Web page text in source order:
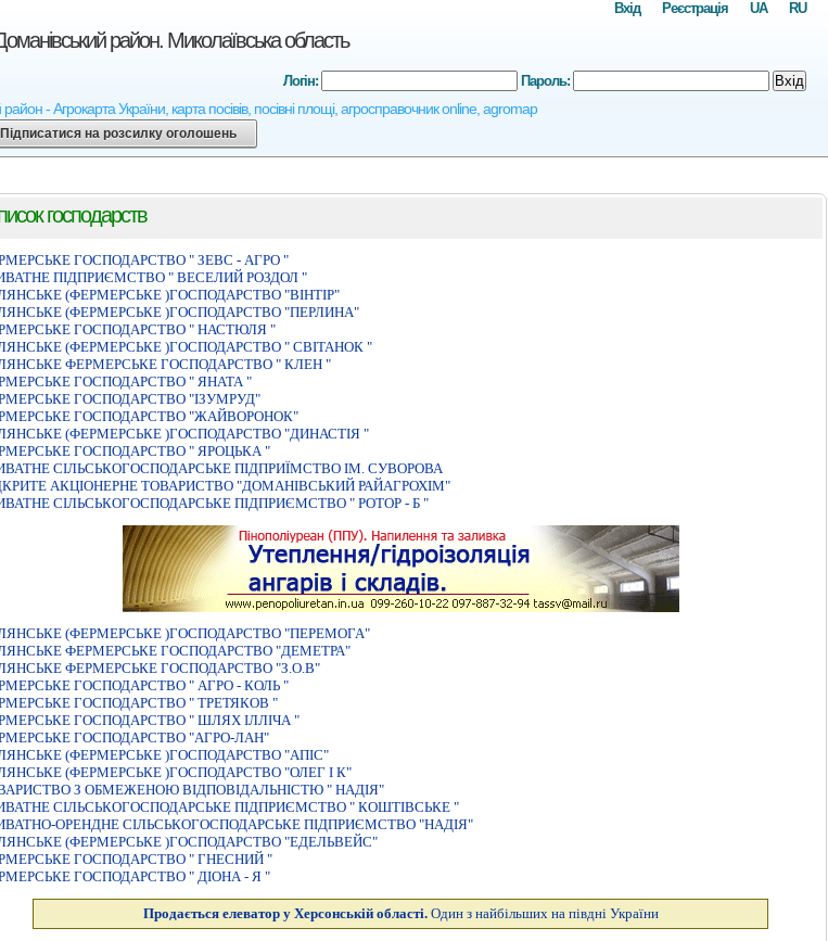
район. Миколаївська область
- Агрокарта України, карта посівів, посівні площі, агросправочник online, agromap
RU
UA
Реєстрація
Вхід
Логін: Пароль: Вхід
Підписатися на розсилку оголошень
господарств
ГОСПОДАРСТВО " ЗЕВС - АГРО "
ПIДПРИЄМСТВО " ВЕСЕЛИЙ РОЗДОЛ "
(ФЕРМЕРСЬКЕ )ГОСПОДАРСТВО "ВIНТIР"
(ФЕРМЕРСЬКЕ )ГОСПОДАРСТВО "ПЕРЛИНА"
ГОСПОДАРСТВО " НАСТЮЛЯ "
(ФЕРМЕРСЬКЕ )ГОСПОДАРСТВО " СВIТАНОК "
ФЕРМЕРСЬКЕ ГОСПОДАРСТВО " КЛЕН "
ГОСПОДАРСТВО " ЯНАТА "
ГОСПОДАРСТВО "IЗУМРУД"
ГОСПОДАРСТВО "ЖАЙВОРОНОК"
(ФЕРМЕРСЬКЕ )ГОСПОДАРСТВО "ДИНАСТIЯ "
ГОСПОДАРСТВО " ЯРОЦЬКА "
СIЛЬСЬКОГОСПОДАРСЬКЕ ПIДПРИЇМСТВО IМ. СУВОРОВА
АКЦIОНЕРНЕ ТОВАРИСТВО "ДОМАНIВСЬКИЙ РАЙАГРОХIМ"
СIЛЬСЬКОГОСПОДАРСЬКЕ ПIДПРИЄМСТВО " РОТОР - Б "
(ФЕРМЕРСЬКЕ )ГОСПОДАРСТВО "ПЕРЕМОГА"
ФЕРМЕРСЬКЕ ГОСПОДАРСТВО "ДЕМЕТРА"
ФЕРМЕРСЬКЕ ГОСПОДАРСТВО "З.О.В"
ГОСПОДАРСТВО " АГРО - КОЛЬ "
ГОСПОДАРСТВО " ТРЕТЯКОВ "
ГОСПОДАРСТВО " ШЛЯХ IЛЛIЧА "
ГОСПОДАРСТВО "АГРО-ЛАН"
(ФЕРМЕРСЬКЕ )ГОСПОДАРСТВО "АПІС"
(ФЕРМЕРСЬКЕ )ГОСПОДАРСТВО "ОЛЕГ I К"
З ОБМЕЖЕНОЮ ВIДПОВIДАЛЬНIСТЮ " НАДIЯ"
СIЛЬСЬКОГОСПОДАРСЬКЕ ПIДПРИЄМСТВО " КОШТIВСЬКЕ "
ОРЕНДНЕ СIЛЬСЬКОГОСПОДАРСЬКЕ ПIДПРИЄМСТВО "НАДIЯ"
(ФЕРМЕРСЬКЕ )ГОСПОДАРСТВО "ЕДЕЛЬВЕЙС"
ГОСПОДАРСТВО " ГНЕСНИЙ "
ГОСПОДАРСТВО " ДІОНА - Я "
Продається елеватор у Херсонській області. Один з найбільших на півдні України